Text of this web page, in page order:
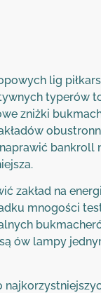
lig
typerów
zniżki
bankroll
zakład na
mnogości
ów lampy